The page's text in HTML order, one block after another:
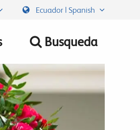
Ecuador | Spanish
Busqueda